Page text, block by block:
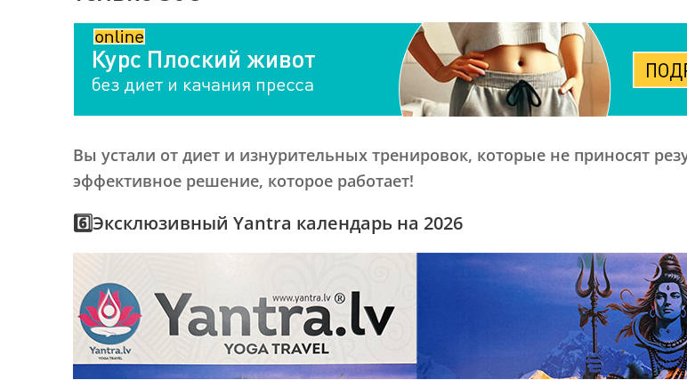
Вы устали от диет и изнурительных тренировок, которые не приносят
эффективное решение, которое работает!
6️⃣Эксклюзивный Yantra календарь на 2026